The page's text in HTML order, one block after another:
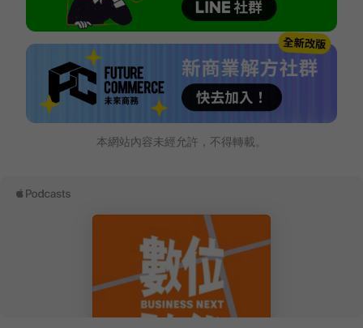
本網站內容未經允許，不得轉載。